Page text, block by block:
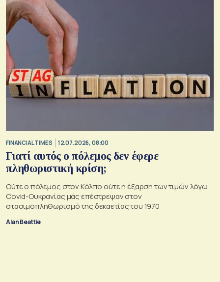
FINANCIAL TIMES 12.07.2026, 08:00
Γιατί αυτός ο πόλεμος δεν έφερε
πληθωριστική κρίση;
Ούτε ο πόλεμος στον Κόλπο ούτε η έξαρση των τιμών λόγω
Covid-Ουκρανίας μάς επέστρεψαν στον
στασιμοπληθωρισμό της δεκαετίας του 1970
Alan Beattie